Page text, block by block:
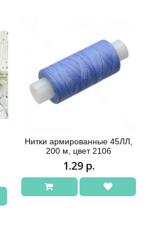
Нитки армированные 45ЛЛ,
200 м, цвет 2106
1.29 р.